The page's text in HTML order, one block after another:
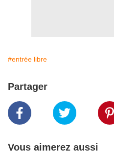
#entrée libre
Partager
Vous aimerez aussi